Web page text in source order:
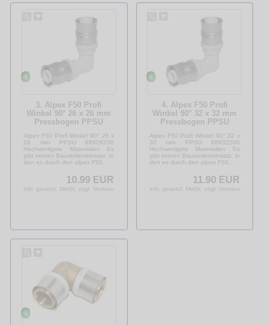
3. Alpex F50 Profi
Winkel 90° 26 x 26 mm
Pressbogen PPSU
Alpex F50 Profi Winkel 90° 26 x
26 mm PPSU 88926200
Hochwertigste Materialien Es
gibt keinen Baustelleneinsatz, in
den es durch den alpex F50...
10.99 EUR
inkl. gesetzl. MwSt. zzgl. Versandkosten
4. Alpex F50 Profi
Winkel 90° 32 x 32 mm
Pressbogen PPSU
Alpex F50 Profi Winkel 90° 32 x
32 mm PPSU 88932200
Hochwertigste Materialien Es
gibt keinen Baustelleneinsatz, in
den es durch den alpex F50...
11.90 EUR
inkl. gesetzl. MwSt. zzgl. Versandkosten